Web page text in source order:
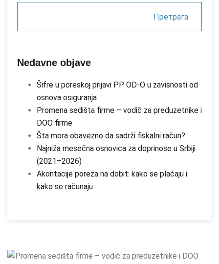
Претрага
Nedavne objave
Šifre u poreskoj prijavi PP OD-O u zavisnosti od
osnova osiguranja
Promena sedišta firme – vodič za preduzetnike i
DOO firme
Šta mora obavezno da sadrži fiskalni račun?
Najniža mesečna osnovica za doprinose u Srbiji
(2021–2026)
Akontacije poreza na dobit: kako se plaćaju i
kako se računaju